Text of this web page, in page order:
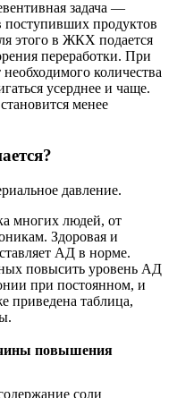
задача —
поступивших продуктов
этого в ЖКХ подается
переработки. При
количества
усерднее и чаще.
менее
давление.
многих людей, от
Здоровая и
АД в норме.
повысить уровень АД
при постоянном, и
приведена таблица,
повышения
соли